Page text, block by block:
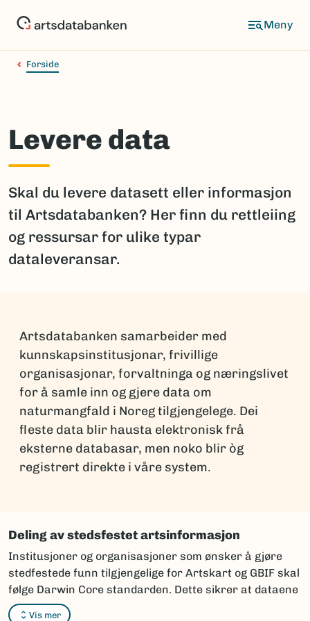
Forside
Levere data
Skal du levere datasett eller informasjon
til Artsdatabanken? Her finn du rettleiing
og ressursar for ulike typar
dataleveransar.
Artsdatabanken samarbeider med
kunnskapsinstitusjonar, frivillige
organisasjonar, forvaltninga og næringslivet
for å samle inn og gjere data om
naturmangfald i Noreg tilgjengelege. Dei
fleste data blir hausta elektronisk frå
eksterne databasar, men noko blir òg
registrert direkte i våre system.
Deling av stedsfestet artsinformasjon
Vis mer
Institusjoner og organisasjoner som ønsker å gjøre
stedfestede funn tilgjengelige for Artskart og GBIF skal
følge Darwin Core standarden. Dette sikrer at dataene
kan integreres og vises korrekt i karttjenestene.